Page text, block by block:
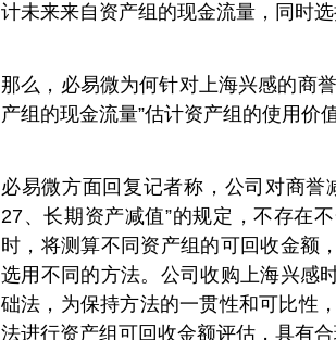
计未来来自资产组的现金流量，同时
那么，必易微为何针对上海兴感的商
产组的现金流量”估计资产组的使用价
必易微方面回复记者称，公司对商誉
27、长期资产减值”的规定，不存在
时，将测算不同资产组的可回收金额
选用不同的方法。公司收购上海兴感
础法，为保持方法的一贯性和可比性
法进行资产组可回收金额评估，具有